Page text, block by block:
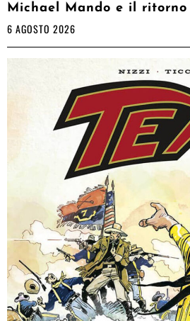
Michael Mando e il ritorno
6 AGOSTO 2026